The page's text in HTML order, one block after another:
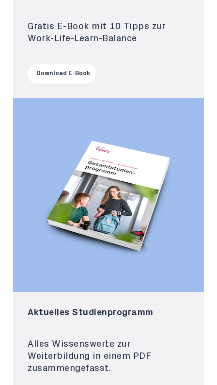
Gratis E-Book mit 10 Tipps zur
Work-Life-Learn-Balance
Download E-Book
Aktuelles Studienprogramm
Alles Wissenswerte zur
Weiterbildung in einem PDF
zusammengefasst.